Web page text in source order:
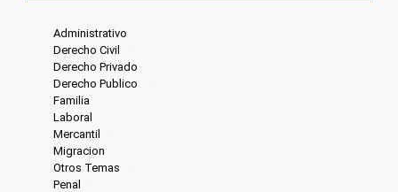
Administrativo
Derecho Civil
Derecho Privado
Derecho Publico
Familia
Laboral
Mercantil
Migracion
Otros Temas
Penal